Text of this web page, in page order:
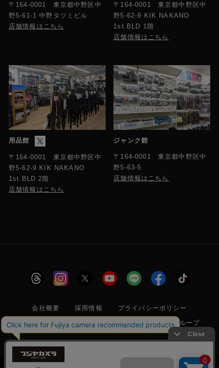
〒164-0001 東京都中野区中
野5-61-1 中野タツミビル
店舗情報はこちら
〒164-0001 東京都中野区中
野5-62-9 KIK NAKANO
1st.BLD 1階
店舗情報はこちら
用品館
〒164-0001 東京都中野区中
野5-62-9 KIK NAKANO
1st.BLD 2階
店舗情報はこちら
ジャンク館
〒164-0001 東京都中野区中
野5-63-5
店舗情報はこちら
会社概要 採用情報
プライバシーポリシー
特定商取引に関する法律に基づく表示
フジヤグループ
商標登録 第5211024号 株式会社フジヤカメラ店 古物商許可番
号 東京都公安委員会 第304399601272号